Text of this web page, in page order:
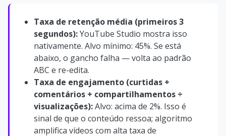
Taxa de retenção média (primeiros 3
segundos):YouTube Studio mostra isso
nativamente. Alvo mínimo: 45%. Se está
abaixo, o gancho falha — volta ao padrão
ABC e re-edita.
Taxa de engajamento (curtidas +
comentários + compartilhamentos ÷
visualizações):Alvo: acima de 2%. Isso é
sinal de que o conteúdo ressoa; algoritmo
amplifica vídeos com alta taxa de